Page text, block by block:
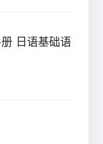
日语基础语